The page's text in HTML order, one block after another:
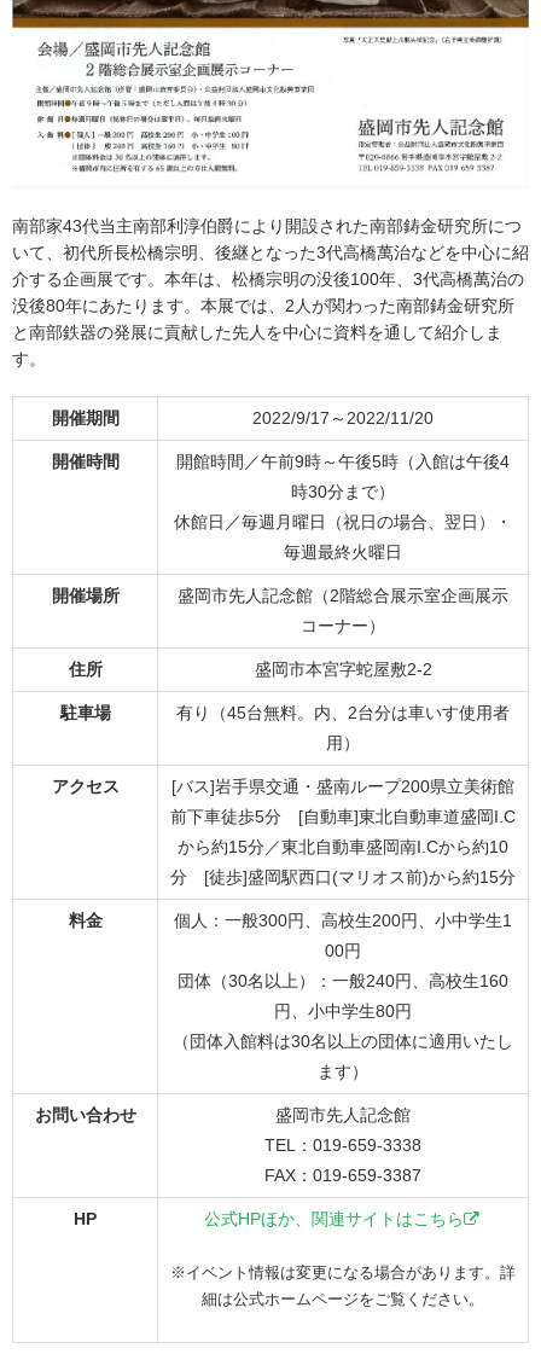
南部家43代当主南部利淳伯爵により開設された南部鋳金研究所につ
いて、初代所長松橋宗明、後継となった3代高橋萬治などを中心に紹
介する企画展です。本年は、松橋宗明の没後100年、3代高橋萬治の
没後80年にあたります。本展では、2人が関わった南部鋳金研究所
と南部鉄器の発展に貢献した先人を中心に資料を通して紹介しま
す。
開催期間 2022/9/17～2022/11/20
開催時間
開館時間／午前9時～午後5時（入館は午後4
時30分まで）
休館日／毎週月曜日（祝日の場合、翌日）・
毎週最終火曜日
開催場所
盛岡市先人記念館（2階総合展示室企画展示
コーナー）
住所 盛岡市本宮字蛇屋敷2-2
駐車場
有り（45台無料。内、2台分は車いす使用者
用）
アクセス
[バス]岩手県交通・盛南ループ200県立美術館
前下車徒歩5分 [自動車]東北自動車道盛岡I.C
から約15分／東北自動車盛岡南I.Cから約10
分 [徒歩]盛岡駅西口(マリオス前)から約15分
料金
個人：一般300円、高校生200円、小中学生1
00円
団体（30名以上）：一般240円、高校生160
円、小中学生80円
（団体入館料は30名以上の団体に適用いたし
ます）
お問い合わせ
盛岡市先人記念館
TEL：019-659-3338
FAX：019-659-3387
HP 公式HPほか、関連サイトはこちら
※イベント情報は変更になる場合があります。詳
細は公式ホームページをご覧ください。